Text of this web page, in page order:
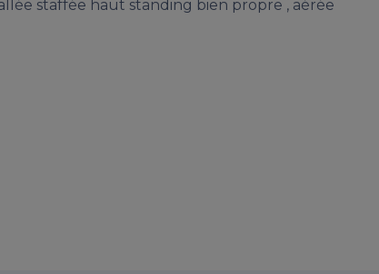
staffée haut standing bien propre , aérée